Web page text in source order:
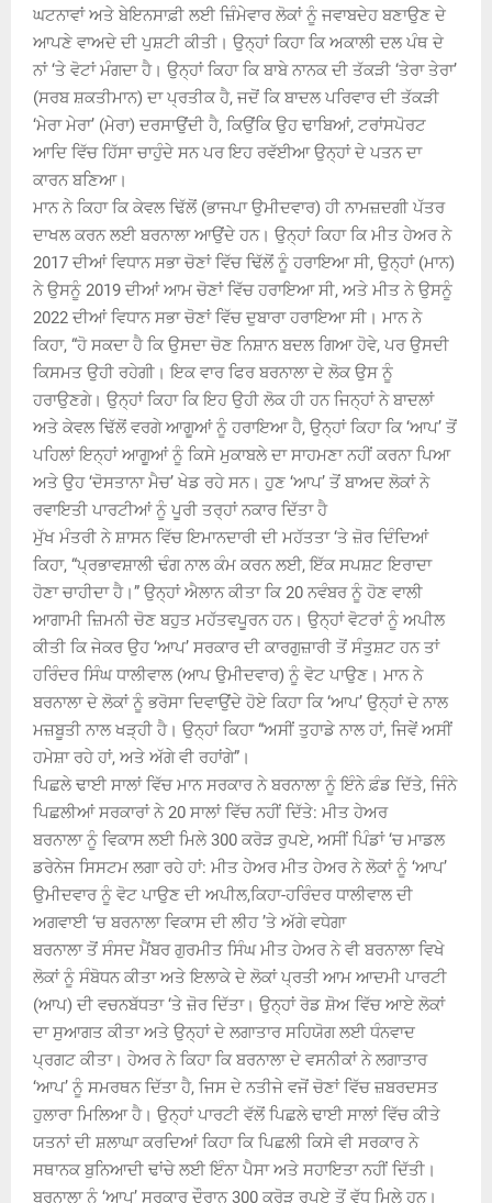
ਘਟਨਾਵਾਂ ਅਤੇ ਬੇਇਨਸਾਫ਼ੀ ਲਈ ਜ਼ਿੰਮੇਵਾਰ ਲੋਕਾਂ ਨੂੰ ਜਵਾਬਦੇਹ ਬਣਾਉਣ ਦੇ
ਆਪਣੇ ਵਾਅਦੇ ਦੀ ਪੁਸ਼ਟੀ ਕੀਤੀ। ਉਨ੍ਹਾਂ ਕਿਹਾ ਕਿ ਅਕਾਲੀ ਦਲ ਪੰਥ ਦੇ
ਨਾਂ ‘ਤੇ ਵੋਟਾਂ ਮੰਗਦਾ ਹੈ। ਉਨ੍ਹਾਂ ਕਿਹਾ ਕਿ ਬਾਬੇ ਨਾਨਕ ਦੀ ਤੱਕੜੀ ‘ਤੇਰਾ ਤੇਰਾ’
(ਸਰਬ ਸ਼ਕਤੀਮਾਨ) ਦਾ ਪ੍ਰਤੀਕ ਹੈ, ਜਦੋਂ ਕਿ ਬਾਦਲ ਪਰਿਵਾਰ ਦੀ ਤੱਕੜੀ
‘ਮੇਰਾ ਮੇਰਾ’ (ਮੇਰਾ) ਦਰਸਾਉਂਦੀ ਹੈ, ਕਿਉਂਕਿ ਉਹ ਢਾਬਿਆਂ, ਟਰਾਂਸਪੋਰਟ
ਆਦਿ ਵਿੱਚ ਹਿੱਸਾ ਚਾਹੁੰਦੇ ਸਨ ਪਰ ਇਹ ਰਵੱਈਆ ਉਨ੍ਹਾਂ ਦੇ ਪਤਨ ਦਾ
ਕਾਰਨ ਬਣਿਆ।
ਮਾਨ ਨੇ ਕਿਹਾ ਕਿ ਕੇਵਲ ਢਿੱਲੋਂ (ਭਾਜਪਾ ਉਮੀਦਵਾਰ) ਹੀ ਨਾਮਜ਼ਦਗੀ ਪੱਤਰ
ਦਾਖਲ ਕਰਨ ਲਈ ਬਰਨਾਲਾ ਆਉਂਦੇ ਹਨ। ਉਨ੍ਹਾਂ ਕਿਹਾ ਕਿ ਮੀਤ ਹੇਅਰ ਨੇ
2017 ਦੀਆਂ ਵਿਧਾਨ ਸਭਾ ਚੋਣਾਂ ਵਿੱਚ ਢਿੱਲੋਂ ਨੂੰ ਹਰਾਇਆ ਸੀ, ਉਨ੍ਹਾਂ (ਮਾਨ)
ਨੇ ਉਸਨੂੰ 2019 ਦੀਆਂ ਆਮ ਚੋਣਾਂ ਵਿੱਚ ਹਰਾਇਆ ਸੀ, ਅਤੇ ਮੀਤ ਨੇ ਉਸਨੂੰ
2022 ਦੀਆਂ ਵਿਧਾਨ ਸਭਾ ਚੋਣਾਂ ਵਿੱਚ ਦੁਬਾਰਾ ਹਰਾਇਆ ਸੀ। ਮਾਨ ਨੇ
ਕਿਹਾ, “ਹੋ ਸਕਦਾ ਹੈ ਕਿ ਉਸਦਾ ਚੋਣ ਨਿਸ਼ਾਨ ਬਦਲ ਗਿਆ ਹੋਵੇ, ਪਰ ਉਸਦੀ
ਕਿਸਮਤ ਉਹੀ ਰਹੇਗੀ। ਇਕ ਵਾਰ ਫਿਰ ਬਰਨਾਲਾ ਦੇ ਲੋਕ ਉਸ ਨੂੰ
ਹਰਾਉਣਗੇ। ਉਨ੍ਹਾਂ ਕਿਹਾ ਕਿ ਇਹ ਉਹੀ ਲੋਕ ਹੀ ਹਨ ਜਿਨ੍ਹਾਂ ਨੇ ਬਾਦਲਾਂ
ਅਤੇ ਕੇਵਲ ਢਿੱਲੋਂ ਵਰਗੇ ਆਗੂਆਂ ਨੂੰ ਹਰਾਇਆ ਹੈ, ਉਨ੍ਹਾਂ ਕਿਹਾ ਕਿ ‘ਆਪ’ ਤੋਂ
ਪਹਿਲਾਂ ਇਨ੍ਹਾਂ ਆਗੂਆਂ ਨੂੰ ਕਿਸੇ ਮੁਕਾਬਲੇ ਦਾ ਸਾਹਮਣਾ ਨਹੀਂ ਕਰਨਾ ਪਿਆ
ਅਤੇ ਉਹ ‘ਦੋਸਤਾਨਾ ਮੈਚ’ ਖੇਡ ਰਹੇ ਸਨ। ਹੁਣ ‘ਆਪ’ ਤੋਂ ਬਾਅਦ ਲੋਕਾਂ ਨੇ
ਰਵਾਇਤੀ ਪਾਰਟੀਆਂ ਨੂੰ ਪੂਰੀ ਤਰ੍ਹਾਂ ਨਕਾਰ ਦਿੱਤਾ ਹੈ
ਮੁੱਖ ਮੰਤਰੀ ਨੇ ਸ਼ਾਸਨ ਵਿੱਚ ਇਮਾਨਦਾਰੀ ਦੀ ਮਹੱਤਤਾ ‘ਤੇ ਜ਼ੋਰ ਦਿੰਦਿਆਂ
ਕਿਹਾ, “ਪ੍ਰਭਾਵਸ਼ਾਲੀ ਢੰਗ ਨਾਲ ਕੰਮ ਕਰਨ ਲਈ, ਇੱਕ ਸਪਸ਼ਟ ਇਰਾਦਾ
ਹੋਣਾ ਚਾਹੀਦਾ ਹੈ।” ਉਨ੍ਹਾਂ ਐਲਾਨ ਕੀਤਾ ਕਿ 20 ਨਵੰਬਰ ਨੂੰ ਹੋਣ ਵਾਲੀ
ਆਗਾਮੀ ਜ਼ਿਮਨੀ ਚੋਣ ਬਹੁਤ ਮਹੱਤਵਪੂਰਨ ਹਨ। ਉਨ੍ਹਾਂ ਵੋਟਰਾਂ ਨੂੰ ਅਪੀਲ
ਕੀਤੀ ਕਿ ਜੇਕਰ ਉਹ ‘ਆਪ’ ਸਰਕਾਰ ਦੀ ਕਾਰਗੁਜ਼ਾਰੀ ਤੋਂ ਸੰਤੁਸ਼ਟ ਹਨ ਤਾਂ
ਹਰਿੰਦਰ ਸਿੰਘ ਧਾਲੀਵਾਲ (ਆਪ ਉਮੀਦਵਾਰ) ਨੂੰ ਵੋਟ ਪਾਉਣ। ਮਾਨ ਨੇ
ਬਰਨਾਲਾ ਦੇ ਲੋਕਾਂ ਨੂੰ ਭਰੋਸਾ ਦਿਵਾਉਂਦੇ ਹੋਏ ਕਿਹਾ ਕਿ ‘ਆਪ’ ਉਨ੍ਹਾਂ ਦੇ ਨਾਲ
ਮਜ਼ਬੂਤੀ ਨਾਲ ਖੜ੍ਹੀ ਹੈ। ਉਨ੍ਹਾਂ ਕਿਹਾ “ਅਸੀਂ ਤੁਹਾਡੇ ਨਾਲ ਹਾਂ, ਜਿਵੇਂ ਅਸੀਂ
ਹਮੇਸ਼ਾ ਰਹੇ ਹਾਂ, ਅਤੇ ਅੱਗੇ ਵੀ ਰਹਾਂਗੇ”।
ਪਿਛਲੇ ਢਾਈ ਸਾਲਾਂ ਵਿੱਚ ਮਾਨ ਸਰਕਾਰ ਨੇ ਬਰਨਾਲਾ ਨੂੰ ਇੰਨੇ ਫ਼ੰਡ ਦਿੱਤੇ, ਜਿੰਨੇ
ਪਿਛਲੀਆਂ ਸਰਕਾਰਾਂ ਨੇ 20 ਸਾਲਾਂ ਵਿੱਚ ਨਹੀਂ ਦਿੱਤੇ: ਮੀਤ ਹੇਅਰ
ਬਰਨਾਲਾ ਨੂੰ ਵਿਕਾਸ ਲਈ ਮਿਲੇ 300 ਕਰੋੜ ਰੁਪਏ, ਅਸੀਂ ਪਿੰਡਾਂ ‘ਚ ਮਾਡਲ
ਡਰੇਨੇਜ ਸਿਸਟਮ ਲਗਾ ਰਹੇ ਹਾਂ: ਮੀਤ ਹੇਅਰ ਮੀਤ ਹੇਅਰ ਨੇ ਲੋਕਾਂ ਨੂੰ ‘ਆਪ’
ਉਮੀਦਵਾਰ ਨੂੰ ਵੋਟ ਪਾਉਣ ਦੀ ਅਪੀਲ,ਕਿਹਾ-ਹਰਿੰਦਰ ਧਾਲੀਵਾਲ ਦੀ
ਅਗਵਾਈ ‘ਚ ਬਰਨਾਲਾ ਵਿਕਾਸ ਦੀ ਲੀਹ ’ਤੇ ਅੱਗੇ ਵਧੇਗਾ
ਬਰਨਾਲਾ ਤੋਂ ਸੰਸਦ ਮੈਂਬਰ ਗੁਰਮੀਤ ਸਿੰਘ ਮੀਤ ਹੇਅਰ ਨੇ ਵੀ ਬਰਨਾਲਾ ਵਿਖੇ
ਲੋਕਾਂ ਨੂੰ ਸੰਬੋਧਨ ਕੀਤਾ ਅਤੇ ਇਲਾਕੇ ਦੇ ਲੋਕਾਂ ਪ੍ਰਤੀ ਆਮ ਆਦਮੀ ਪਾਰਟੀ
(ਆਪ) ਦੀ ਵਚਨਬੱਧਤਾ ‘ਤੇ ਜ਼ੋਰ ਦਿੱਤਾ। ਉਨ੍ਹਾਂ ਰੋਡ ਸ਼ੋਅ ਵਿੱਚ ਆਏ ਲੋਕਾਂ
ਦਾ ਸੁਆਗਤ ਕੀਤਾ ਅਤੇ ਉਨ੍ਹਾਂ ਦੇ ਲਗਾਤਾਰ ਸਹਿਯੋਗ ਲਈ ਧੰਨਵਾਦ
ਪ੍ਰਗਟ ਕੀਤਾ। ਹੇਅਰ ਨੇ ਕਿਹਾ ਕਿ ਬਰਨਾਲਾ ਦੇ ਵਸਨੀਕਾਂ ਨੇ ਲਗਾਤਾਰ
‘ਆਪ’ ਨੂੰ ਸਮਰਥਨ ਦਿੱਤਾ ਹੈ, ਜਿਸ ਦੇ ਨਤੀਜੇ ਵਜੋਂ ਚੋਣਾਂ ਵਿੱਚ ਜ਼ਬਰਦਸਤ
ਹੁਲਾਰਾ ਮਿਲਿਆ ਹੈ। ਉਨ੍ਹਾਂ ਪਾਰਟੀ ਵੱਲੋਂ ਪਿਛਲੇ ਢਾਈ ਸਾਲਾਂ ਵਿੱਚ ਕੀਤੇ
ਯਤਨਾਂ ਦੀ ਸ਼ਲਾਘਾ ਕਰਦਿਆਂ ਕਿਹਾ ਕਿ ਪਿਛਲੀ ਕਿਸੇ ਵੀ ਸਰਕਾਰ ਨੇ
ਸਥਾਨਕ ਬੁਨਿਆਦੀ ਢਾਂਚੇ ਲਈ ਇੰਨਾ ਪੈਸਾ ਅਤੇ ਸਹਾਇਤਾ ਨਹੀਂ ਦਿੱਤੀ।
ਬਰਨਾਲਾ ਨੂੰ ‘ਆਪ’ ਸਰਕਾਰ ਦੌਰਾਨ 300 ਕਰੋੜ ਰੁਪਏ ਤੋਂ ਵੱਧ ਮਿਲੇ ਹਨ।